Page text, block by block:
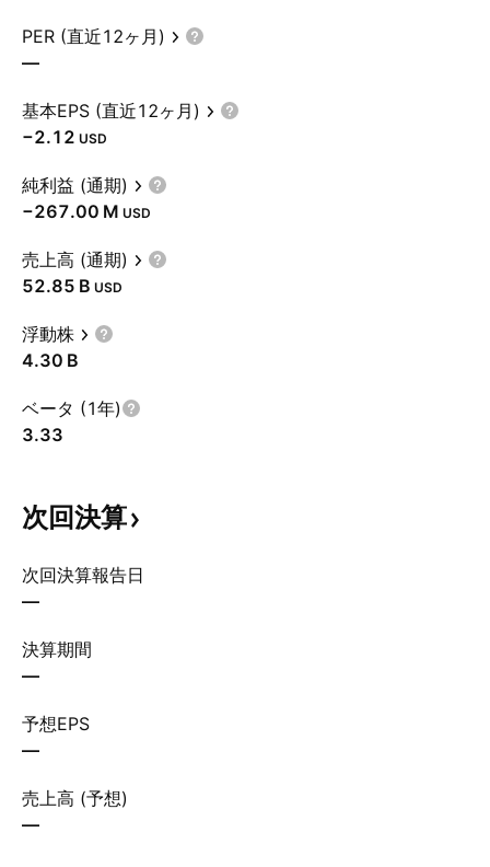
PER (直近12ヶ月)
—
基本EPS (直近12ヶ月)
−2.12 USD
純利益 (通期)
‪−267.00 M‬ USD
売上高 (通期)
‪52.85 B‬ USD
浮動株
‪4.30 B‬
ベータ (1年)
3.33
次回決算
次回決算報告日
—
決算期間
—
予想EPS
—
売上高 (予想)
—